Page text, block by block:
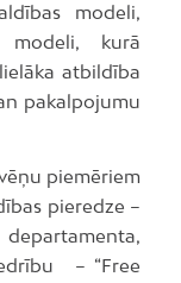
modeli,
modeli, kurā
atbildība
pakalpojumu
piemēriem
pieredze –
– “Free